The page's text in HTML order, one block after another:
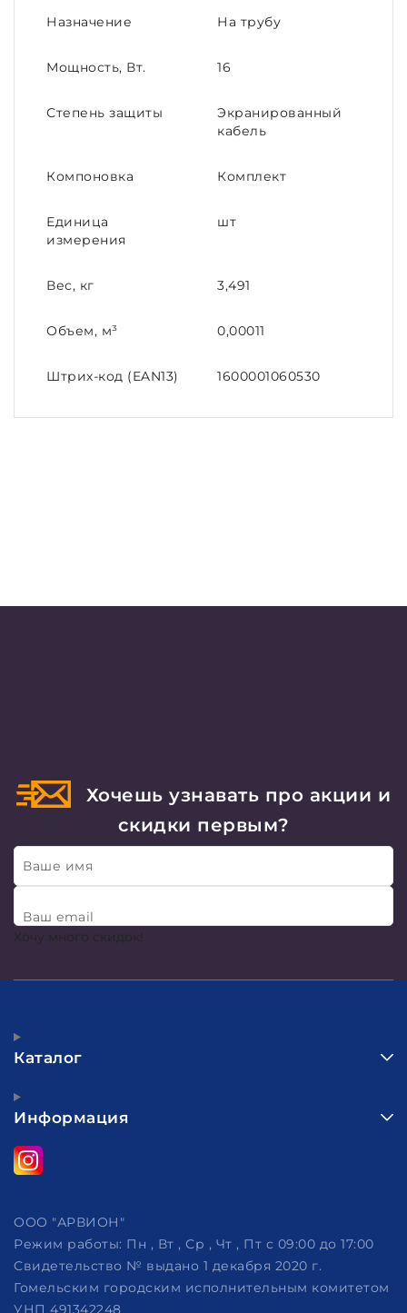
Назначение На трубу
Мощность, Вт. 16
Степень защиты
Экранированный
кабель
Компоновка Комплект
Единица
измерения
шт
Вес, кг 3,491
Объем, м³ 0,00011
Штрих-код (EAN13) 1600001060530
Хочешь узнавать про акции и
скидки первым?
Ваше имя
Ваш email
Хочу много скидок!
Каталог
Информация
ООО "АРВИОН"
Режим работы: Пн , Вт , Ср , Чт , Пт c 09:00 до 17:00
Свидетельство № выдано 1 декабря 2020 г.
Гомельским городским исполнительным комитетом
УНП 491342248